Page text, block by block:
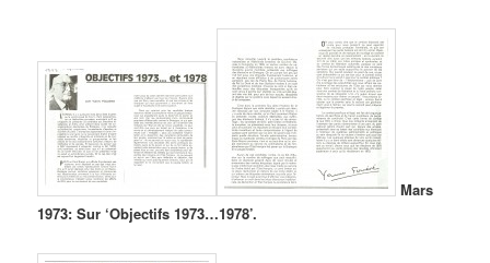
Mars
1973: Sur ‘Objectifs 1973…1978’.